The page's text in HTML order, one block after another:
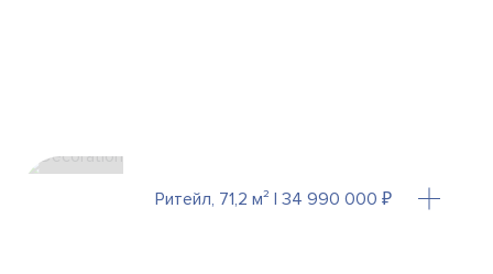
Ритейл, 71,2 м² | 34 990 000 ₽